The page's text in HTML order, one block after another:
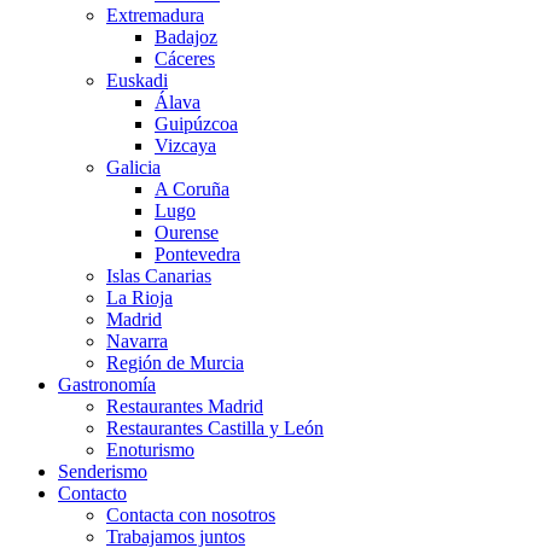
Extremadura
Badajoz
Cáceres
Euskadi
Álava
Guipúzcoa
Vizcaya
Galicia
A Coruña
Lugo
Ourense
Pontevedra
Islas Canarias
La Rioja
Madrid
Navarra
Región de Murcia
Gastronomía
Restaurantes Madrid
Restaurantes Castilla y León
Enoturismo
Senderismo
Contacto
Contacta con nosotros
Trabajamos juntos